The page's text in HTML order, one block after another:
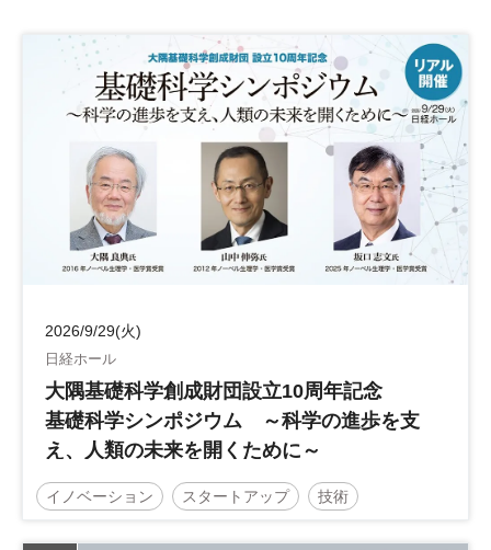
2026/9/29(火)
日経ホール
大隅基礎科学創成財団設立10周年記念
基礎科学シンポジウム ～科学の進歩を支
え、人類の未来を開くために～
イノベーション スタートアップ 技術